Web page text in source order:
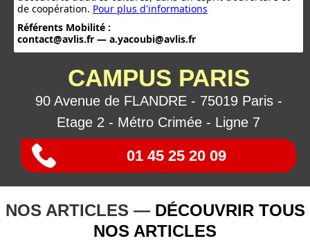
de coopération. Pour plus d'informations
Référents Mobilité :
contact@avlis.fr — a.yacoubi@avlis.fr
CAMPUS PARIS
90 Avenue de FLANDRE - 75019 Paris -
Etage 2 - Métro Crimée - Ligne 7
01 45 25 20 09
NOS ARTICLES — DÉCOUVRIR TOUS
NOS ARTICLES